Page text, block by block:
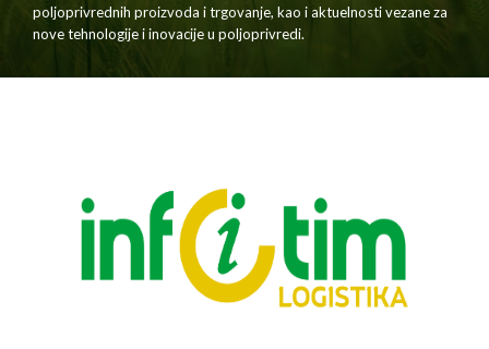
poljoprivrednih proizvoda i trgovanje, kao i aktuelnosti vezane za
nove tehnologije i inovacije u poljoprivredi.